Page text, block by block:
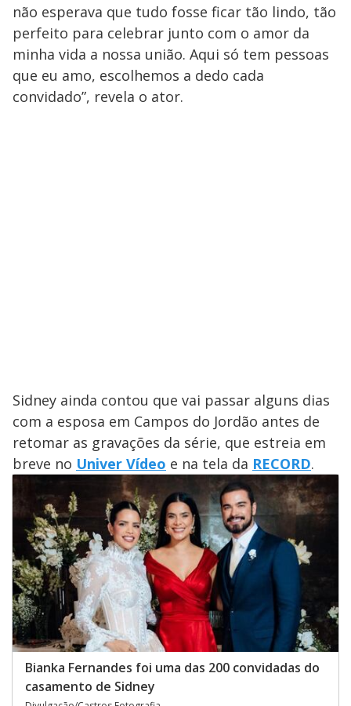
não esperava que tudo fosse ficar tão lindo, tão
perfeito para celebrar junto com o amor da
minha vida a nossa união. Aqui só tem pessoas
que eu amo, escolhemos a dedo cada
convidado”, revela o ator.
Sidney ainda contou que vai passar alguns dias
com a esposa em Campos do Jordão antes de
retomar as gravações da série, que estreia em
breve no Univer Vídeo e na tela da RECORD.
Bianka Fernandes foi uma das 200 convidadas do
casamento de Sidney